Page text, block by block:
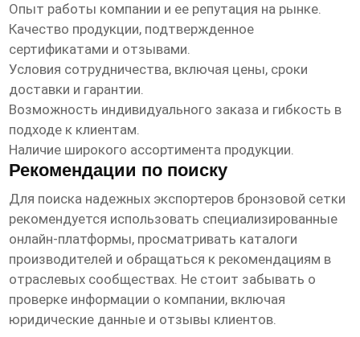
Опыт работы компании и ее репутация на рынке.
Качество продукции, подтвержденное
сертификатами и отзывами.
Условия сотрудничества, включая цены, сроки
доставки и гарантии.
Возможность индивидуального заказа и гибкость в
подходе к клиентам.
Наличие широкого ассортимента продукции.
Рекомендации по поиску
Для поиска надежных экспортеров бронзовой сетки
рекомендуется использовать специализированные
онлайн-платформы, просматривать каталоги
производителей и обращаться к рекомендациям в
отраслевых сообществах. Не стоит забывать о
проверке информации о компании, включая
юридические данные и отзывы клиентов.